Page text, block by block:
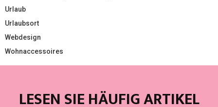
Urlaub
Urlaubsort
Webdesign
Wohnaccessoires
LESEN SIE HÄUFIG ARTIKEL